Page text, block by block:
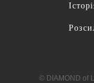
© DIAMOND of